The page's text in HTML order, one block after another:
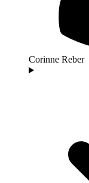
Corinne Reber